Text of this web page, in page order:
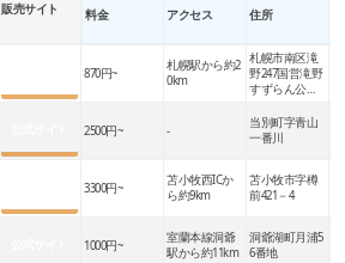
販売サイト
料金
アクセス 住所
870円~
札幌駅から約2
0km
札幌市南区滝
野247国営滝野
すずらん公園
2500円~ -
当別町字青山
一番川
3300円~
苫小牧西ICか
ら約9km
苫小牧市字樽
前421－4
1000円~
室蘭本線洞爺
駅から約11km
洞爺湖町月浦5
6番地